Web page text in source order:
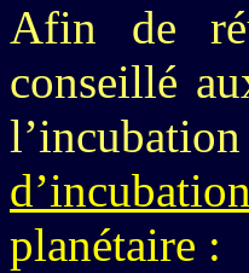
Afin de
conseillé
planétaire :